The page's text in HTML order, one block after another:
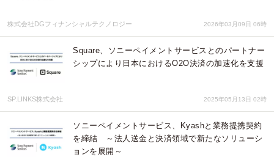
株式会社DGフィナンシャルテクノロジー 2026年03月09日 06時
Square、ソニーペイメントサービスとのパートナー
シップにより日本におけるO2O決済の加速化を支援
SP.LINKS株式会社 2025年05月13日 02時
ソニーペイメントサービス、Kyashと業務提携契約
を締結 ～法人送金と決済領域で新たなソリューシ
ョンを展開～